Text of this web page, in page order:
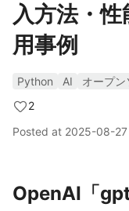
入方法・
用事例
Python AI オープン
2
Posted at 2025-08-27
OpenAI「